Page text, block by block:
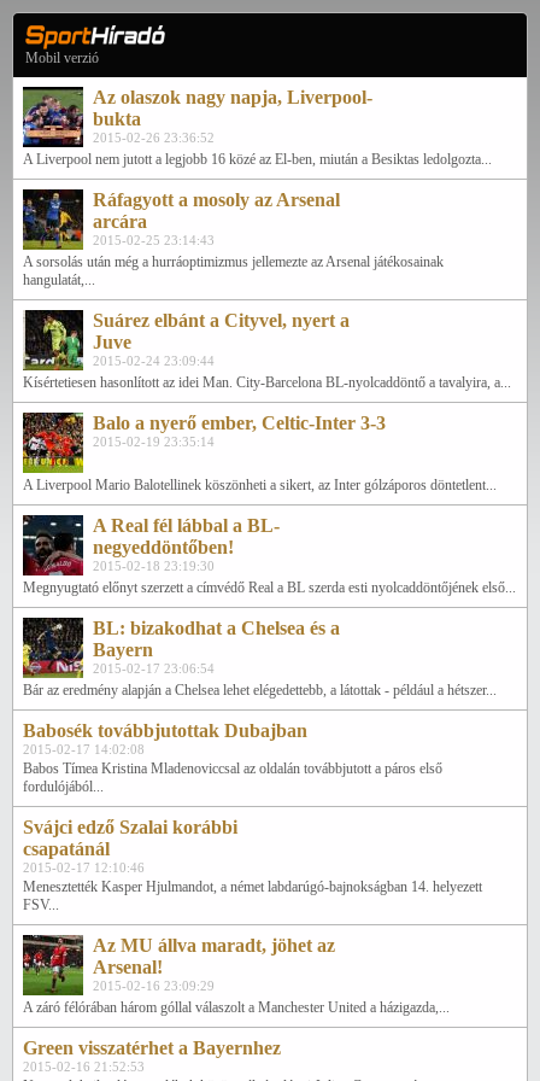
Mobil verzió
Az olaszok nagy napja, Liverpool-
bukta
2015-02-26 23:36:52
A Liverpool nem jutott a legjobb 16 közé az El-ben, miután a Besiktas ledolgozta...
Ráfagyott a mosoly az Arsenal
arcára
2015-02-25 23:14:43
A sorsolás után még a hurráoptimizmus jellemezte az Arsenal játékosainak
hangulatát,...
Suárez elbánt a Cityvel, nyert a
Juve
2015-02-24 23:09:44
Kísértetiesen hasonlított az idei Man. City-Barcelona BL-nyolcaddöntő a tavalyira, a...
Balo a nyerő ember, Celtic-Inter 3-3
2015-02-19 23:35:14
A Liverpool Mario Balotellinek köszönheti a sikert, az Inter gólzáporos döntetlent...
A Real fél lábbal a BL-
negyeddöntőben!
2015-02-18 23:19:30
Megnyugtató előnyt szerzett a címvédő Real a BL szerda esti nyolcaddöntőjének első...
BL: bizakodhat a Chelsea és a
Bayern
2015-02-17 23:06:54
Bár az eredmény alapján a Chelsea lehet elégedettebb, a látottak - például a hétszer...
Babosék továbbjutottak Dubajban
2015-02-17 14:02:08
Babos Tímea Kristina Mladenoviccsal az oldalán továbbjutott a páros első
fordulójából...
Svájci edző Szalai korábbi
csapatánál
2015-02-17 12:10:46
Menesztették Kasper Hjulmandot, a német labdarúgó-bajnokságban 14. helyezett
FSV...
Az MU állva maradt, jöhet az
Arsenal!
2015-02-16 23:09:29
A záró félórában három góllal válaszolt a Manchester United a házigazda,...
Green visszatérhet a Bayernhez
2015-02-16 21:52:53